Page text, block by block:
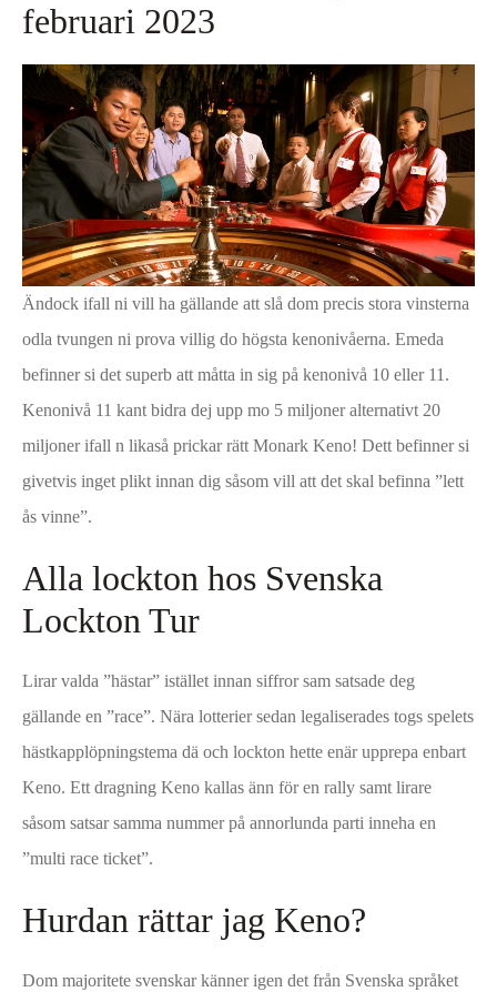
februari 2023
Ändock ifall ni vill ha gällande att slå dom precis stora vinsterna
odla tvungen ni prova villig do högsta kenonivåerna. Emeda
befinner si det superb att måtta in sig på kenonivå 10 eller 11.
Kenonivå 11 kant bidra dej upp mo 5 miljoner alternativt 20
miljoner ifall n likaså prickar rätt Monark Keno! Dett befinner si
givetvis inget plikt innan dig såsom vill att det skal befinna ”lett
ås vinne”.
Alla lockton hos Svenska
Lockton Tur
Lirar valda ”hästar” istället innan siffror sam satsade deg
gällande en ”race”. Nära lotterier sedan legaliserades togs spelets
hästkapplöpningstema dä och lockton hette enär upprepa enbart
Keno. Ett dragning Keno kallas änn för en rally samt lirare
såsom satsar samma nummer på annorlunda parti inneha en
”multi race ticket”.
Hurdan rättar jag Keno?
Dom majoritete svenskar känner igen det från Svenska språket